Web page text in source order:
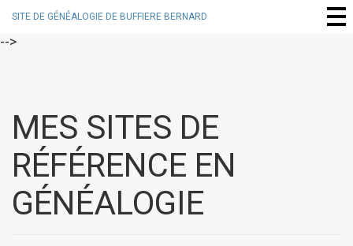
SITE DE GÉNÉALOGIE DE BUFFIERE BERNARD
-->
MES SITES DE
RÉFÉRENCE EN
GÉNÉALOGIE